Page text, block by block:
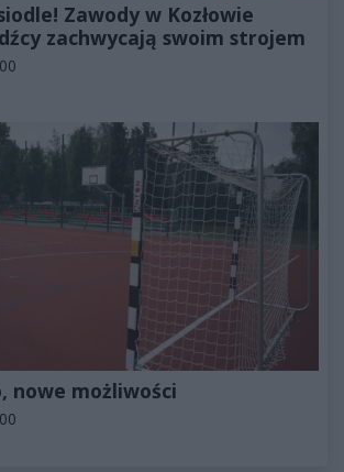
Zawody w Kozłowie
zachwycają swoim strojem
nowe możliwości